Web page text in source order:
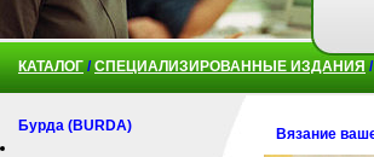
КАТАЛОГ /СПЕЦИАЛИЗИРОВАННЫЕ ИЗДАНИЯ /
Бурда (BURDA) Вязание